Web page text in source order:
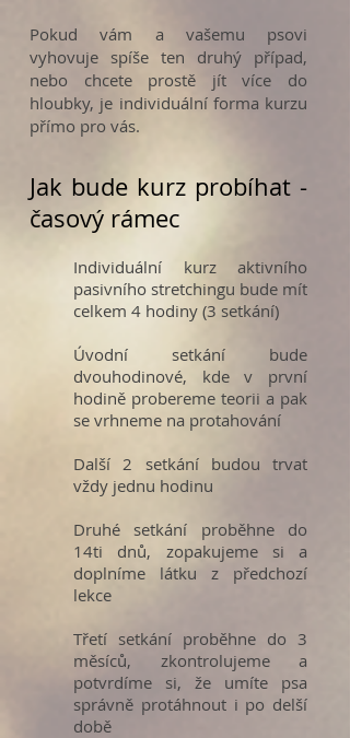
Pokud vám a vašemu psovi
vyhovuje spíše ten druhý případ,
nebo chcete prostě jít více do
hloubky, je individuální forma kurzu
přímo pro vás.
Jak bude kurz probíhat -
časový rámec
Individuální kurz aktivního
pasivního stretchingu bude mít
celkem 4 hodiny (3 setkání)
Úvodní setkání bude
dvouhodinové, kde v první
hodině probereme teorii a pak
se vrhneme na protahování
Další 2 setkání budou trvat
vždy jednu hodinu
Druhé setkání proběhne do
14ti dnů, zopakujeme si a
doplníme látku z předchozí
lekce
Třetí setkání proběhne do 3
měsíců, zkontrolujeme a
potvrdíme si, že umíte psa
správně protáhnout i po delší
době